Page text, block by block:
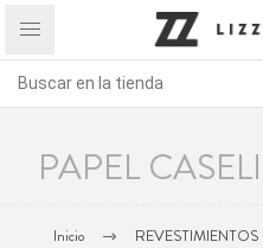
PAPEL
Inicio